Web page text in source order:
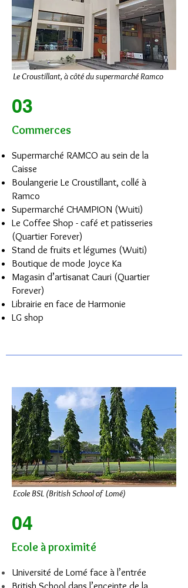
Le Croustillant, à côté du supermarché Ramco
03
Commerces
Supermarché RAMCO au sein de la
Caisse
Boulangerie Le Croustillant, collé à
Ramco
Supermarché CHAMPION (Wuiti)
Le Coffee Shop - café et patisseries
(Quartier Forever)
Stand de fruits et légumes (Wuiti)
Boutique de mode Joyce Ka
Magasin d’artisanat Cauri (Quartier
Forever)
Librairie en face de Harmonie
LG shop
Ecole BSL (British School of Lomé)
04
Ecole à proximité
Université de Lomé face à l’entrée
British School dans l’enceinte de la